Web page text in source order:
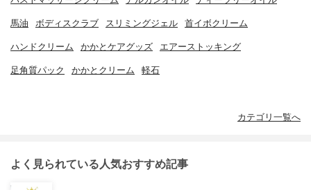
馬油 ボディスクラブ スリミングジェル 首イボクリーム
ハンドクリーム かかとケアグッズ エアーストッキング
足角質パック かかとクリーム 軽石
カテゴリ一覧へ
よく見られている人気おすすめ記事